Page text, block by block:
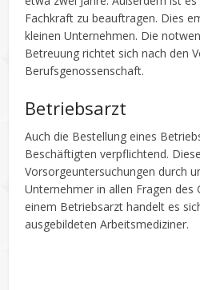
Fachkraft zu beauftragen. Dies
kleinen Unternehmen. Die
Betreuung richtet sich nach den
Berufsgenossenschaft.
Betriebsarzt
Auch die Bestellung eines
Beschäftigten verpflichtend.
Vorsorgeuntersuchungen durch
Unternehmer in allen Fragen des
einem Betriebsarzt handelt es
ausgebildeten Arbeitsmediziner.